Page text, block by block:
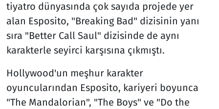
tiyatro dünyasında çok sayıda projede yer
alan Esposito, "Breaking Bad" dizisinin yanı
sıra "Better Call Saul" dizisinde de aynı
karakterle seyirci karşısına çıkmıştı.
Hollywood'un meşhur karakter
oyuncularından Esposito, kariyeri boyunca
"The Mandalorian", "The Boys" ve "Do the